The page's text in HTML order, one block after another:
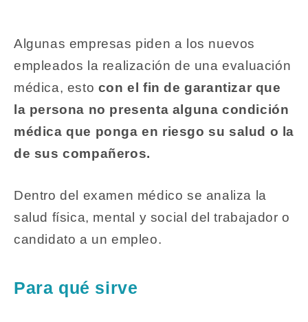
Algunas empresas piden a los nuevos
empleados la realización de una evaluación
médica, esto con el fin de garantizar que
la persona no presenta alguna condición
médica que ponga en riesgo su salud o la
de sus compañeros.
Dentro del examen médico se analiza la
salud física, mental y social del trabajador o
candidato a un empleo.
Para qué sirve